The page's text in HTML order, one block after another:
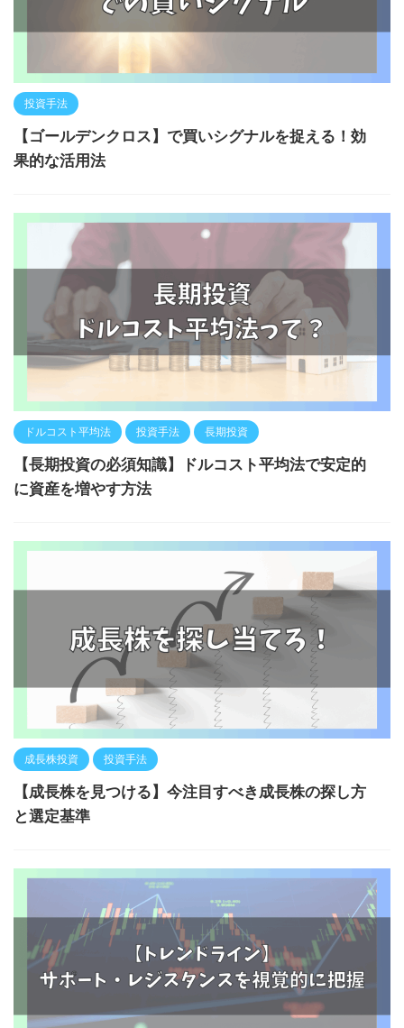
投資手法
【ゴールデンクロス】で買いシグナルを捉える！効
果的な活用法
ドルコスト平均法 投資手法 長期投資
【長期投資の必須知識】ドルコスト平均法で安定的
に資産を増やす方法
成長株投資 投資手法
【成長株を見つける】今注目すべき成長株の探し方
と選定基準